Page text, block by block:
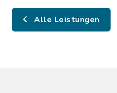
Alle Leistungen